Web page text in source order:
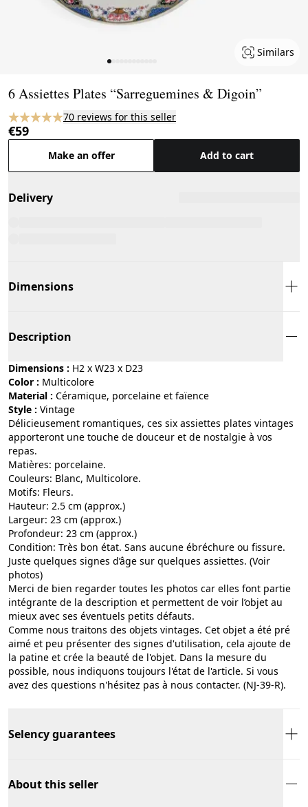
Similars
6 Assiettes Plates “Sarreguemines & Digoin”
70 reviews for this seller
€59
Make an offer Add to cart
Delivery
Dimensions
Description
Dimensions : H2 x W23 x D23
Color :
multicolore
Material :
céramique, porcelaine et faïence
Style :
vintage
Délicieusement romantiques, ces six assiettes plates vintages
apporteront une touche de douceur et de nostalgie à vos
repas.
Matières: porcelaine.
Couleurs: Blanc, Multicolore.
Motifs: Fleurs.
Hauteur: 2.5 cm (approx.)
Largeur: 23 cm (approx.)
Profondeur: 23 cm (approx.)
Condition: Très bon état. Sans aucune ébréchure ou fissure.
Juste quelques signes d’âge sur quelques assiettes. (Voir
photos)
Merci de bien regarder toutes les photos car elles font partie
intégrante de la description et permettent de voir l’objet au
mieux avec ses éventuels petits défauts.
Comme nous traitons des objets vintages. Cet objet a été pré
aimé et peu présenter des signes d'utilisation, cela ajoute de
la patine et crée la beauté de l'objet. Dans la mesure du
possible, nous indiquons toujours l'état de l'article. Si vous
avez des questions n'hésitez pas à nous contacter. (NJ-39-R).
Selency guarantees
About this seller